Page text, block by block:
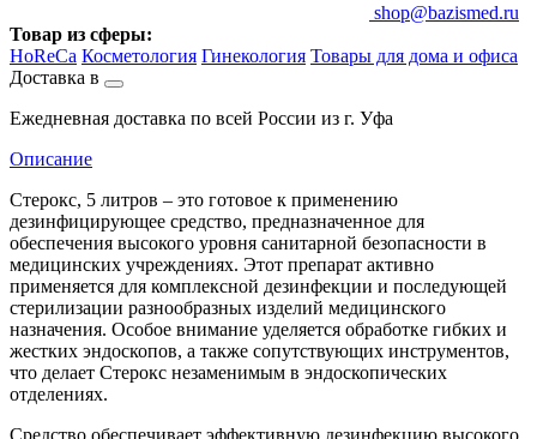
shop@bazismed.ru
Товар из сферы:
HoReCa Косметология Гинекология Товары для дома и офиса
Доставка в
Ежедневная доставка по всей России из г. Уфа
Описание
Стерокс, 5 литров – это готовое к применению
дезинфицирующее средство, предназначенное для
обеспечения высокого уровня санитарной безопасности в
медицинских учреждениях. Этот препарат активно
применяется для комплексной дезинфекции и последующей
стерилизации разнообразных изделий медицинского
назначения. Особое внимание уделяется обработке гибких и
жестких эндоскопов, а также сопутствующих инструментов,
что делает Стерокс незаменимым в эндоскопических
отделениях.
Средство обеспечивает эффективную дезинфекцию высокого